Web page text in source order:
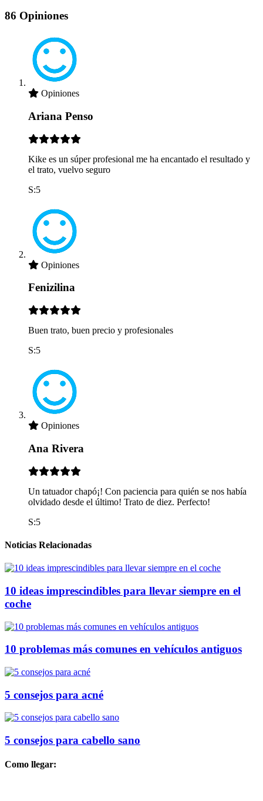
86 Opiniones
Opiniones
Ariana Penso
Kike es un súper profesional me ha encantado el resultado y
el trato, vuelvo seguro
S:5
Opiniones
Fenizilina
Buen trato, buen precio y profesionales
S:5
Opiniones
Ana Rivera
Un tatuador chapó¡! Con paciencia para quién se nos había
olvidado desde el último! Trato de diez. Perfecto!
S:5
Noticias Relacionadas
10 ideas imprescindibles para llevar siempre en el
coche
10 problemas más comunes en vehículos antiguos
5 consejos para acné
5 consejos para cabello sano
Como llegar: